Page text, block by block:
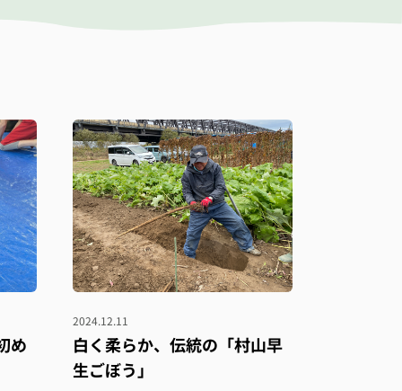
め
2024.12.11
白く柔らか、伝統の「村山早
生ごぼう」